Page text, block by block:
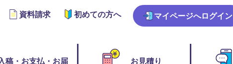
資料請求 初めての方へ マイページへログイン
稿・お支払・お届
お見積り